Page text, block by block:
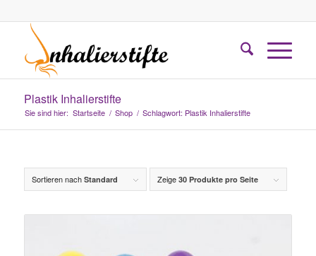
Plastik Inhalierstifte
Sie sind hier: Startseite / Shop / Schlagwort: Plastik Inhalierstifte
Sortieren nach Standard Zeige 30 Produkte pro Seite